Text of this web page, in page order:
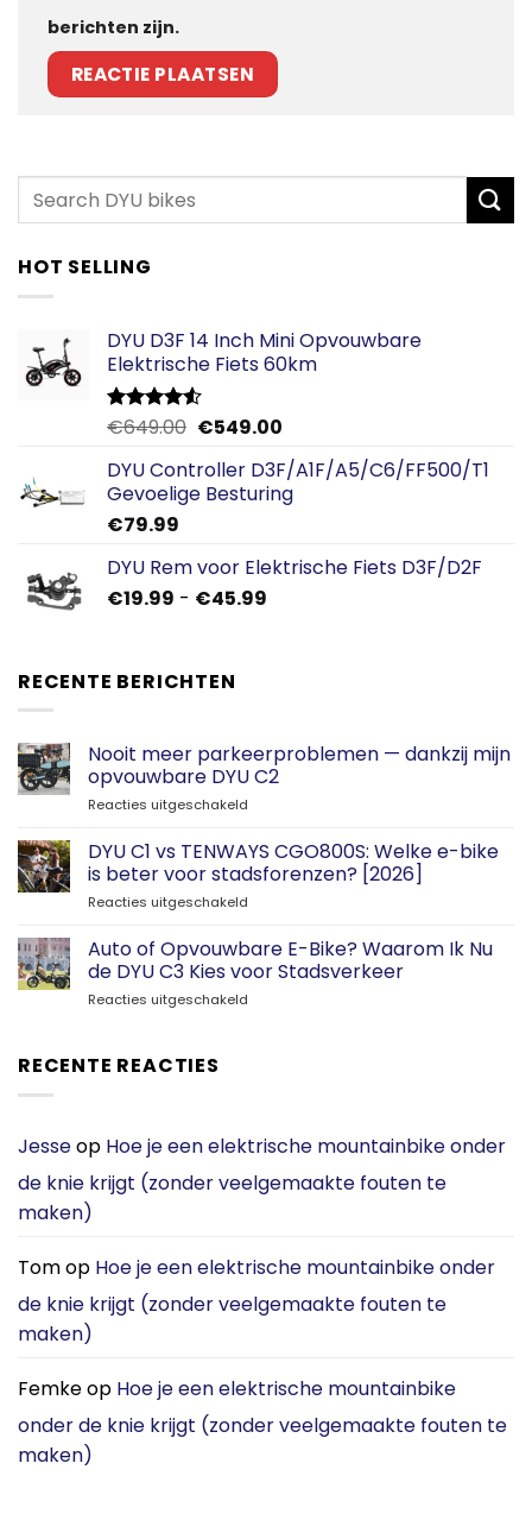
berichten zijn.
HOT SELLING
DYU D3F 14 Inch Mini Opvouwbare
Elektrische Fiets 60km
Gewaardeerd
€649.00 Oorspronkelijke
was:
€649.00.
€549.00Huidige
is:
€549.00.
DYU Controller D3F/A1F/A5/C6/FF500/T1
Gevoelige Besturing
€79.99
DYU Rem voor Elektrische Fiets D3F/D2F
€19.99 - €45.99
RECENTE BERICHTEN
Nooit meer parkeerproblemen — dankzij mijn
opvouwbare DYU C2
Reacties uitgeschakeld
meer
parkeerproblemen
—
opvouwbare
DYU
DYU C1 vs TENWAYS CGO800S: Welke e-bike
is beter voor stadsforenzen? [2026]
Reacties uitgeschakeld
C1
vs
TENWAYS
stadsforenzen?
Auto of Opvouwbare E-Bike? Waarom Ik Nu
de DYU C3 Kies voor Stadsverkeer
Reacties uitgeschakeld
Ik
de
DYU
voor
RECENTE REACTIES
Jesseop Hoe je een elektrische mountainbike onder
de knie krijgt (zonder veelgemaakte fouten te
maken)
Tomop Hoe je een elektrische mountainbike onder
de knie krijgt (zonder veelgemaakte fouten te
maken)
Femkeop Hoe je een elektrische mountainbike
onder de knie krijgt (zonder veelgemaakte fouten te
maken)